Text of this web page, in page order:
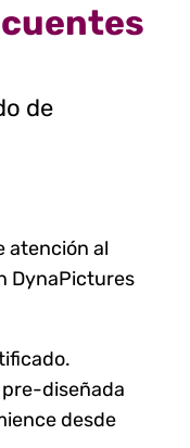
de
atención al
DynaPictures
diseñada
desde